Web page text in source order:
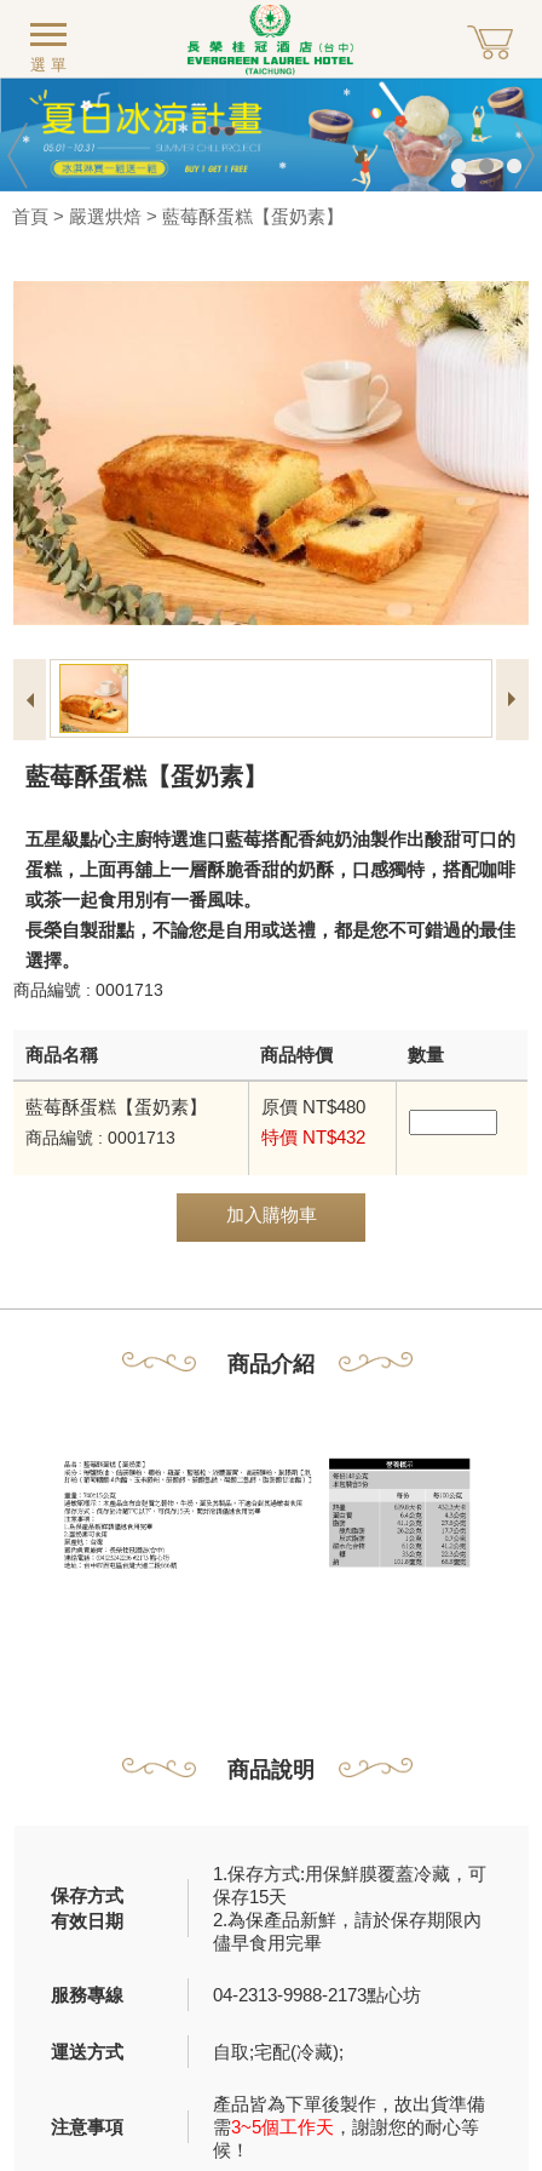
選單
首頁 > 嚴選烘焙 > 藍莓酥蛋糕【蛋奶素】
藍莓酥蛋糕【蛋奶素】
五星級點心主廚特選進口藍莓搭配香純奶油製作出酸甜可口的
蛋糕，上面再舖上一層酥脆香甜的奶酥，口感獨特，搭配咖啡
或茶一起食用別有一番風味。
長榮自製甜點，不論您是自用或送禮，都是您不可錯過的最佳
選擇。
商品編號 : 0001713
商品名稱 商品特價 數量
藍莓酥蛋糕【蛋奶素】
商品編號 : 0001713
原價 NT$480
特價 NT$432
加入購物車
商品介紹
商品說明
保存方式
有效日期
1.保存方式:用保鮮膜覆蓋冷藏，可
保存15天
2.為保產品新鮮，請於保存期限內
儘早食用完畢
服務專線 04-2313-9988-2173點心坊
運送方式 自取;宅配(冷藏);
注意事項
產品皆為下單後製作，故出貨準備
需3~5個工作天 ，謝謝您的耐心等
候！